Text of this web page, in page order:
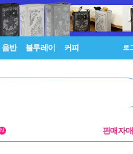
음반 블루레이 커피 로
N 판매자